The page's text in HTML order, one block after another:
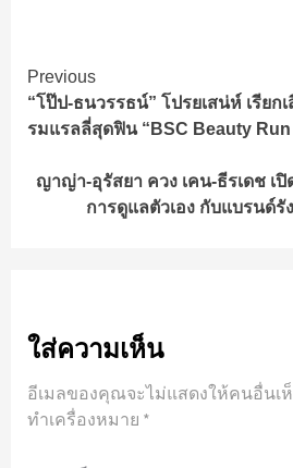
Continue
Reading
Previous
“โป๊ป-ธนวรรธน์” โปรยเสน่ห์ เรียก
รมแรลลี่สุดฟิน “BSC Beauty Run
ญาญ่า-อุรัสยา ควง เคน-ธีรเดช เ
การดูแลตัวเอง กับแบรนด์
ใส่ความเห็น
อีเมลของคุณจะไม่แสดงให้คนอื่นเ
ทำเครื่องหมาย *